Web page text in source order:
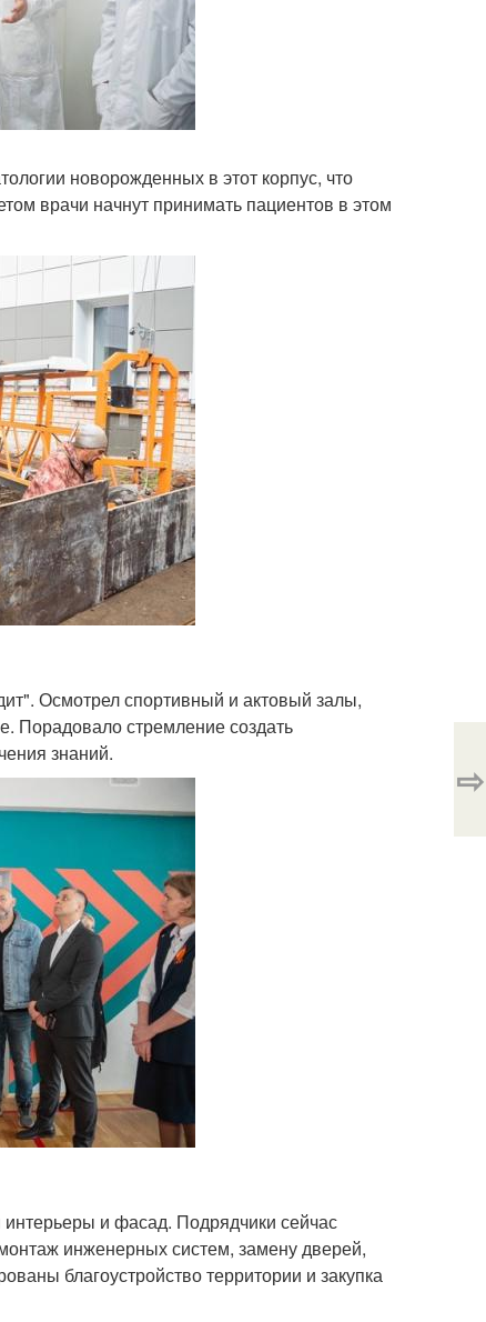
новорожденных в этот корпус, что
врачи начнут принимать пациентов в этом
Осмотрел спортивный и актовый залы,
Порадовало стремление создать
знаний.
и фасад. Подрядчики сейчас
инженерных систем, замену дверей,
благоустройство территории и закупка
⇨